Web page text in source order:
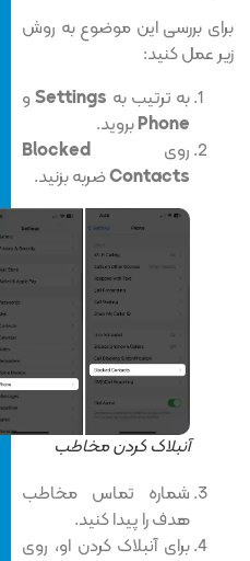
بررسی این موضوع به روش
عمل کنید:
به ترتیب بهSettings
و
Phoneبروید.
روی
Blocked
Contactsضربه بزنید.
آنبلاک کردن مخاطب
شماره تماس مخاطب
هدف را پیدا کنید.
برای آنبلاک کردن او، روی